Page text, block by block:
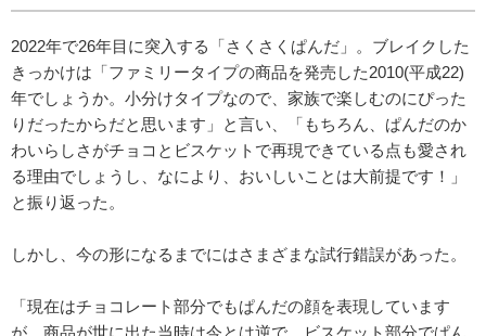
2022年で26年目に突入する「さくさくぱんだ」。ブレイクした
きっかけは「ファミリータイプの商品を発売した2010(平成22)
年でしょうか。小分けタイプなので、家族で楽しむのにぴった
りだったからだと思います」と言い、「もちろん、ぱんだのか
わいらしさがチョコとビスケットで再現できている点も愛され
る理由でしょうし、なにより、おいしいことは大前提です！」
と振り返った。
しかし、今の形になるまでにはさまざまな試行錯誤があった。
「現在はチョコレート部分でもぱんだの顔を表現しています
が、商品が世に出た当時は今とは逆で、ビスケット部分でぱん